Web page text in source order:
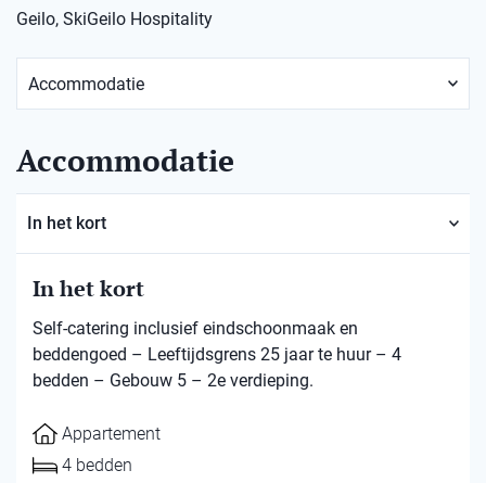
Geilo, SkiGeilo Hospitality
Accommodatie
In het kort
In het kort
Self-catering inclusief eindschoonmaak en
beddengoed – Leeftijdsgrens 25 jaar te huur – 4
bedden – Gebouw 5 – 2e verdieping.
Appartement
4 bedden